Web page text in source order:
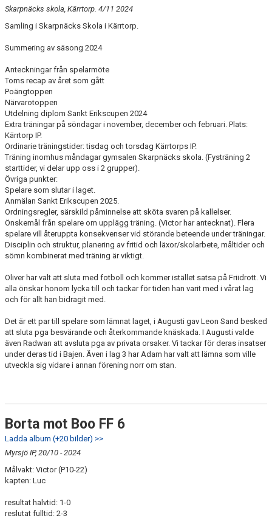
Skarpnäcks skola, Kärrtorp. 4/11 2024
Samling i Skarpnäcks Skola i Kärrtorp.
Summering av säsong 2024
Anteckningar från spelarmöte
Toms recap av året som gått
Poängtoppen
Närvarotoppen
Utdelning diplom Sankt Erikscupen 2024
Extra träningar på söndagar i november, december och februari. Plats:
Kärrtorp IP.
Ordinarie träningstider: tisdag och torsdag Kärrtorps IP.
Träning inomhus måndagar gymsalen Skarpnäcks skola. (Fysträning 2
starttider, vi delar upp oss i 2 grupper).
Övriga punkter:
Spelare som slutar i laget.
Anmälan Sankt Erikscupen 2025.
Ordningsregler, särskild påminnelse att sköta svaren på kallelser.
Önskemål från spelare om upplägg träning. (Victor har antecknat). Flera
spelare vill återuppta konsekvenser vid störande beteende under träningar.
Disciplin och struktur, planering av fritid och läxor/skolarbete, måltider och
sömn kombinerat med träning är viktigt.
Oliver har valt att sluta med fotboll och kommer istället satsa på Friidrott. Vi
alla önskar honom lycka till och tackar för tiden han varit med i vårat lag
och för allt han bidragit med.
Det är ett par till spelare som lämnat laget, i Augusti gav Leon Sand besked
att sluta pga besvärande och återkommande knäskada. I Augusti valde
även Radwan att avsluta pga av privata orsaker. Vi tackar för deras insatser
under deras tid i Bajen. Även i lag 3 har Adam har valt att lämna som ville
utveckla sig vidare i annan förening norr om stan.
Borta mot Boo FF 6
Ladda album (+20 bilder) >>
Myrsjö IP, 20/10 - 2024
Målvakt: Victor (P10-22)
kapten: Luc
resultat halvtid: 1-0
reslutat fulltid: 2-3